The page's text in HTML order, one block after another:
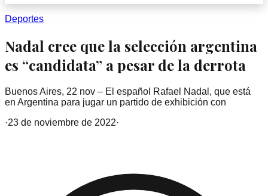
Deportes
Nadal cree que la selección argentina
es “candidata” a pesar de la derrota
Buenos Aires, 22 nov – El español Rafael Nadal, que está
en Argentina para jugar un partido de exhibición con
·23 de noviembre de 2022·